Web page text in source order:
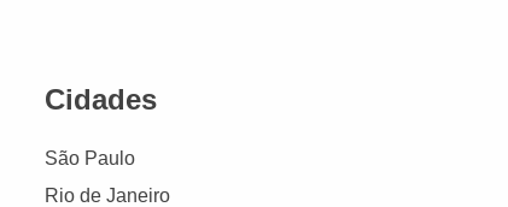
Cidades
São Paulo
Rio de Janeiro